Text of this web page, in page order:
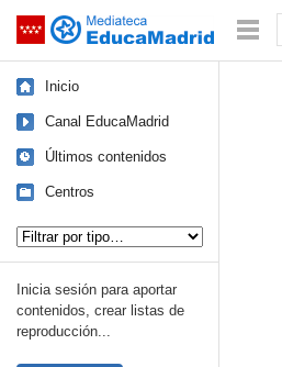
Saltar navegación
Inicio
Canal EducaMadrid
Últimos contenidos
Centros
Inicia sesión para aportar
contenidos, crear listas de
reproducción...